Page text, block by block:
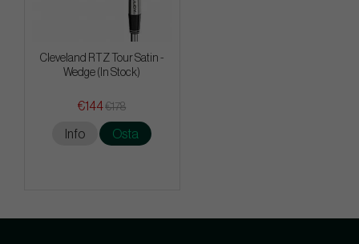
Cleveland RTZ Tour Satin -
Wedge (In Stock)
€144€178
Info Osta